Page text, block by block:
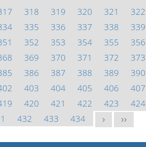
318 319 320 321 322
335 336 337 338 339
352 353 354 355 356
369 370 371 372 373
386 387 388 389 390
403 404 405 406 407
420 421 422 423 424
432 433 434 > >>